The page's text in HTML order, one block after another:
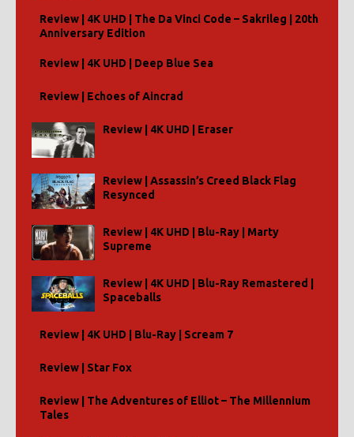
Review | 4K UHD | The Da Vinci Code – Sakrileg | 20th
Anniversary Edition
Review | 4K UHD | Deep Blue Sea
Review | Echoes of Aincrad
Review | 4K UHD | Eraser
Review | Assassin’s Creed Black Flag
Resynced
Review | 4K UHD | Blu-Ray | Marty
Supreme
Review | 4K UHD | Blu-Ray Remastered |
Spaceballs
Review | 4K UHD | Blu-Ray | Scream 7
Review | Star Fox
Review | The Adventures of Elliot – The Millennium
Tales